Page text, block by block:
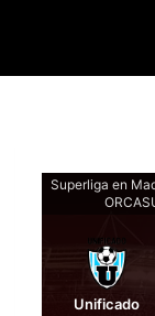
Unificado